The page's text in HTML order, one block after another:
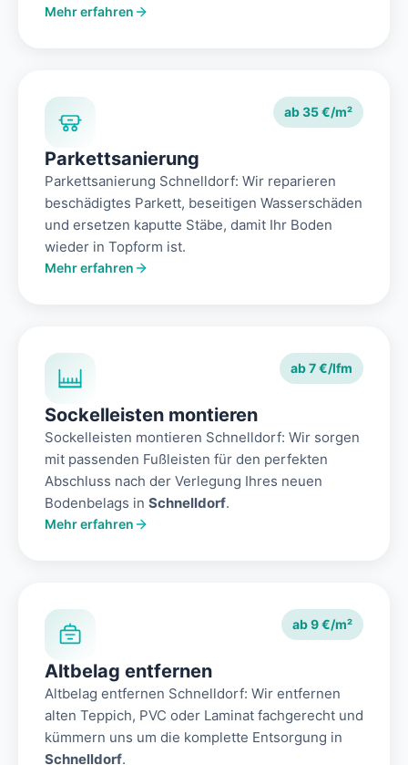
Mehr erfahren
ab 35 €/m²
Parkettsanierung
Parkettsanierung Schnelldorf: Wir reparieren
beschädigtes Parkett, beseitigen Wasserschäden
und ersetzen kaputte Stäbe, damit Ihr Boden
wieder in Topform ist.
Mehr erfahren
ab 7 €/lfm
Sockelleisten montieren
Sockelleisten montieren Schnelldorf: Wir sorgen
mit passenden Fußleisten für den perfekten
Abschluss nach der Verlegung Ihres neuen
Bodenbelags in Schnelldorf.
Mehr erfahren
ab 9 €/m²
Altbelag entfernen
Altbelag entfernen Schnelldorf: Wir entfernen
alten Teppich, PVC oder Laminat fachgerecht und
kümmern uns um die komplette Entsorgung in
Schnelldorf.